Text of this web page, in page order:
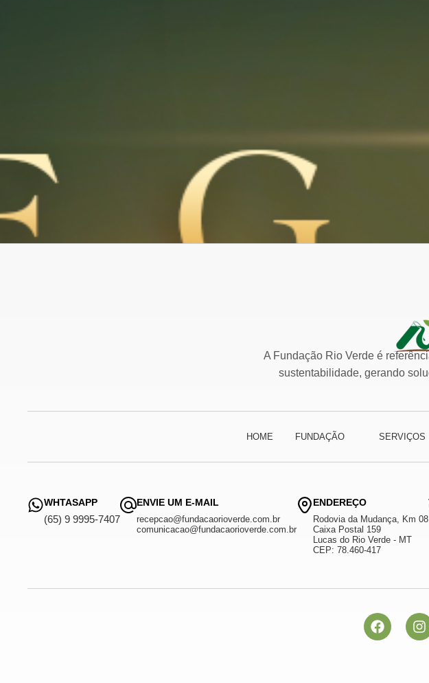
A Fundação Rio Verde é
sustentabilidade, gerando
HOME FUNDAÇÃO SERVIÇOS
WHTASAPP
(65) 9 9995-7407
ENVIE UM E-MAIL
recepcao@fundacaorioverde.com.br
comunicacao@fundacaorioverde.com.br
ENDEREÇO
Rodovia da Mudança, Km 08
Caixa Postal 159
Lucas do Rio Verde - MT
CEP: 78.460-417